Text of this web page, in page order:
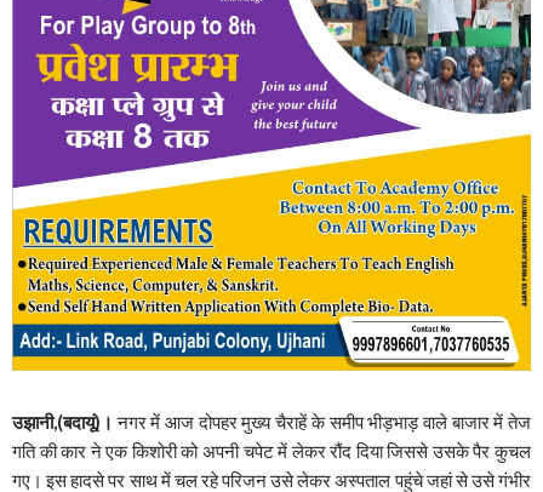
उझानी,(बदायूं)। नगर में आज दोपहर मुख्य चैराहें के समीप भीड़भाड़ वाले बाजार में तेज
गति की कार ने एक किशोरी को अपनी चपेट में लेकर रौंद दिया जिससे उसके पैर कुचल
गए। इस हादसे पर साथ में चल रहे परिजन उसे लेकर अस्पताल पहुंचे जहां से उसे गंभीर